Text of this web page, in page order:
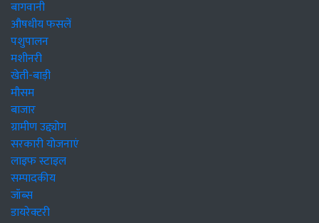
बागवानी
औषधीय फसलें
पशुपालन
मशीनरी
खेती-बाड़ी
मौसम
बाजार
ग्रामीण उद्द्योग
सरकारी योजनाएं
लाइफ स्टाइल
सम्पादकीय
जॉब्स
डायरेक्टरी